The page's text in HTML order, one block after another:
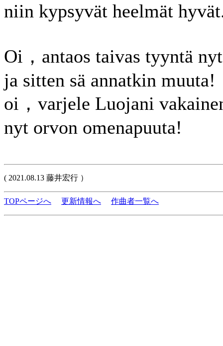
niin kypsyvät heelmät
Oi，antaos taivas tyyntä
ja sitten sä annatkin muuta!
oi，varjele Luojani
nyt orvon omenapuuta!
( 2021.08.13 藤井宏行 ）
TOPページへ 更新情報へ 作曲者一覧へ